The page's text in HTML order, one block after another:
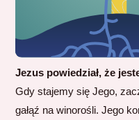
Jezus powiedział, że
Gdy stajemy się Jego,
gałąź na winorośli. Jego